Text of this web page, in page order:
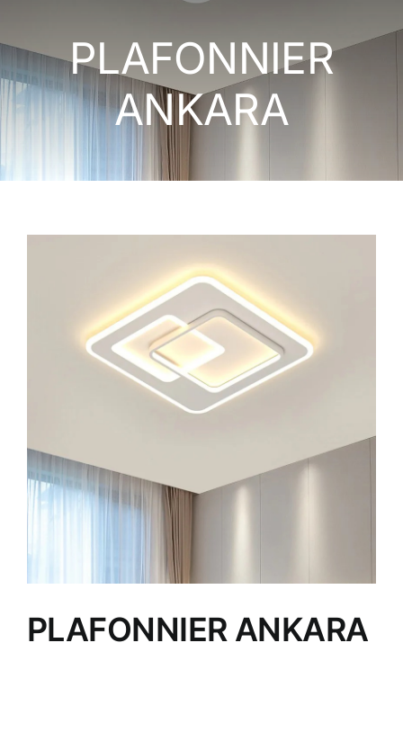
APPAREILLAGE ÉLECTRIQUE
PLAFONNIER
ANKARA
PLAFONNIER ANKARA